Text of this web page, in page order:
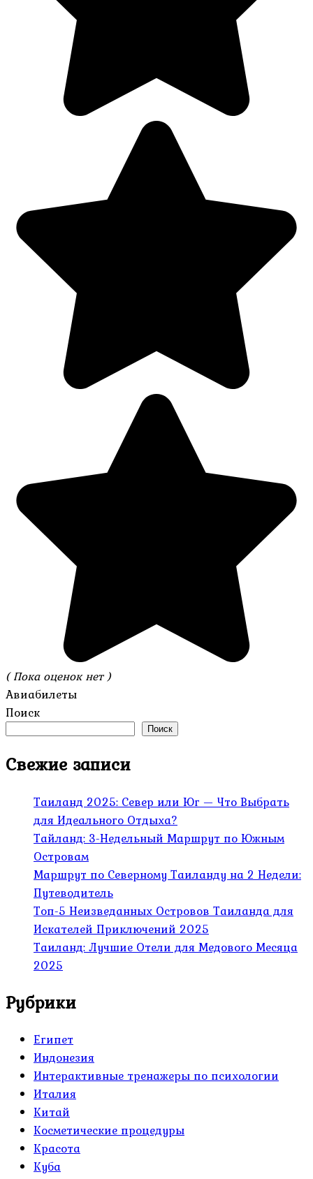
( Пока оценок нет )
Авиабилеты
Поиск
Поиск
Свежие записи
Таиланд 2025: Север или Юг — Что Выбрать
для Идеального Отдыха?
Тайланд: 3-Недельный Маршрут по Южным
Островам
Маршрут по Северному Таиланду на 2 Недели:
Путеводитель
Топ-5 Неизведанных Островов Таиланда для
Искателей Приключений 2025
Таиланд: Лучшие Отели для Медового Месяца
2025
Рубрики
Египет
Индонезия
Интерактивные тренажеры по психологии
Италия
Китай
Косметические процедуры
Красота
Куба